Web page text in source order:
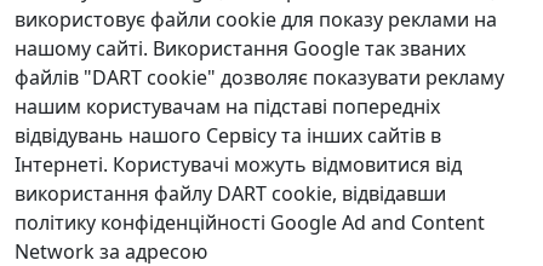
використовує файли cookie для показу реклами на
нашому сайті. Використання Google так званих
файлів "DART cookie" дозволяє показувати рекламу
нашим користувачам на підставі попередніх
відвідувань нашого Сервісу та інших сайтів в
Інтернеті. Користувачі можуть відмовитися від
використання файлу DART cookie, відвідавши
політику конфіденційності Google Ad and Content
Network за адресою